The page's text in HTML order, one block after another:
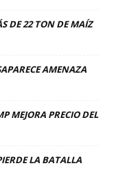
DE 22 TON DE MAÍZ
AMENAZA
MEJORA PRECIO DEL
LA BATALLA